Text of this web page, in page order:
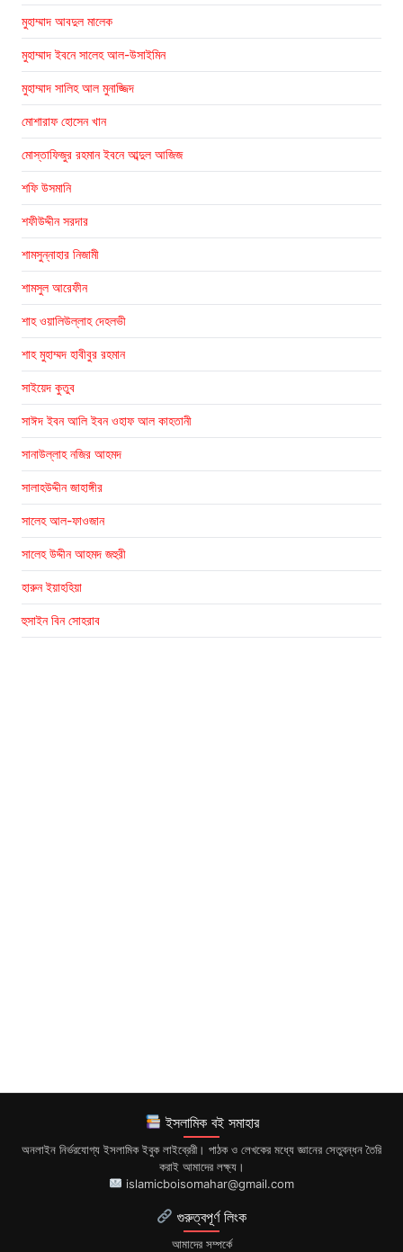
মুহাম্মাদ আবদুল মালেক
মুহাম্মাদ ইবনে সালেহ আল-উসাইমিন
মুহাম্মাদ সালিহ আল মুনাজ্জিদ
মোশারাফ হোসেন খান
মোস্তাফিজুর রহমান ইবনে আব্দুল আজিজ
শফি উসমানি
শফীউদ্দীন সরদার
শামসুন্নাহার নিজামী
শামসুল আরেফীন
শাহ ওয়ালিউল্লাহ দেহলভী
শাহ মুহাম্মদ হাবীবুর রহমান
সাইয়েদ কুতুব
সাঈদ ইবন আলি ইবন ওহাফ আল কাহতানী
সানাউল্লাহ নজির আহমদ
সালাহউদ্দীন জাহাঙ্গীর
সালেহ আল-ফাওজান
সালেহ উদ্দীন আহমদ জহুরী
হারুন ইয়াহহিয়া
হুসাইন বিন সোহরাব
ইসলামিক বই সমাহার
অনলাইন নির্ভরযোগ্য ইসলামিক ইবুক লাইব্রেরী। পাঠক ও লেখকের মধ্যে জ্ঞানের সেতুবন্ধন তৈরি
করাই আমাদের লক্ষ্য।
islamicboisomahar@gmail.com
গুরুত্বপূর্ণ লিংক
আমাদের সম্পর্কে